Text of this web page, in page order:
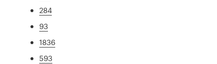
284
93
1836
593